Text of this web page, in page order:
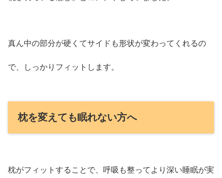
真ん中の部分が硬くてサイドも形状が変わってくれるの
で、しっかりフィットします。
枕を変えても眠れない方へ
枕がフィットすることで、呼吸も整ってより深い睡眠が実